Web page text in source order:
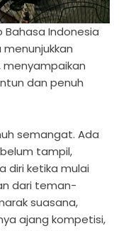
Bahasa Indonesia
menyampaikan
dan penuh
semangat. Ada
tampil,
diri ketika mulai
dari teman-
suasana,
ajang kompetisi,